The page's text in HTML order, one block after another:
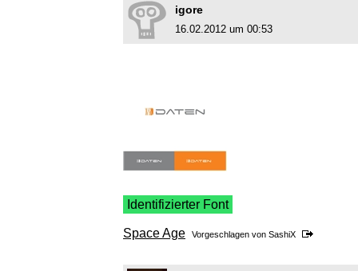
igore
16.02.2012 um 00:53
Identifizierter Font
Space Age Vorgeschlagen von SashiX